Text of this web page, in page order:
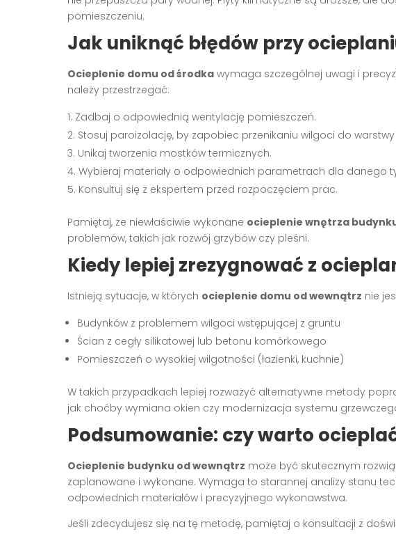
pomieszczeniu.
Jak uniknąć błędów przy
Ocieplenie domu od środka wymaga szczególnej uwagi i
należy przestrzegać:
Zadbaj o odpowiednią wentylację pomieszczeń.
Stosuj paroizolację, by zapobiec przenikaniu wilgoci do
Unikaj tworzenia mostków termicznych.
Wybieraj materiały o odpowiednich parametrach dla danego
Konsultuj się z ekspertem przed rozpoczęciem prac.
Pamiętaj, że niewłaściwie wykonane ocieplenie wnętrza
problemów, takich jak rozwój grzybów czy pleśni.
Kiedy lepiej zrezygnować z
Istnieją sytuacje, w których ocieplenie domu od wewnątrz nie
Budynków z problemem wilgoci wstępującej z gruntu
Ścian z cegły silikatowej lub betonu komórkowego
Pomieszczeń o wysokiej wilgotności (łazienki, kuchnie)
W takich przypadkach lepiej rozważyć alternatywne metody
jak choćby wymiana okien czy modernizacja systemu
Podsumowanie: czy warto
Ocieplenie budynku od wewnątrz może być skutecznym
zaplanowane i wykonane. Wymaga to starannej analizy stanu
odpowiednich materiałów i precyzyjnego wykonawstwa.
Jeśli zdecydujesz się na tę metodę, pamiętaj o konsultacji z